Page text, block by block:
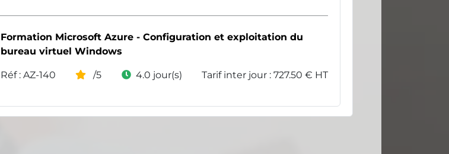
Formation Microsoft Azure - Configuration et exploitation du
bureau virtuel Windows
Réf : AZ-140 /5 4.0 jour(s) Tarif inter jour : 727.50 € HT